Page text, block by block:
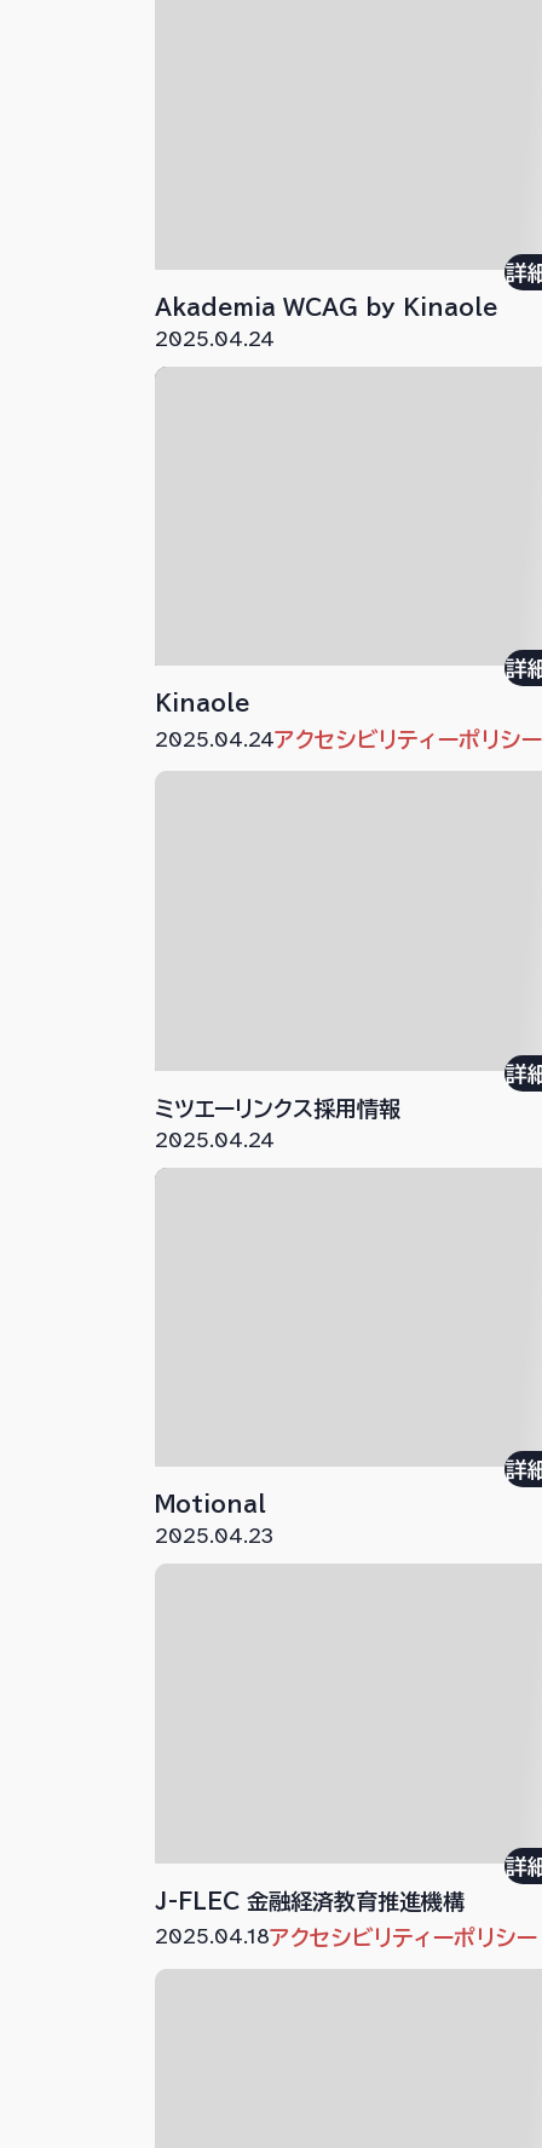
Akademia WCAG by Kinaole
詳
2025.04.24
Kinaole
詳
2025.04.24アクセシビリティーポリシー
ミツエーリンクス採用情報
詳
2025.04.24
Motional
詳
2025.04.23
J-FLEC 金融経済教育推進機構
詳
2025.04.18アクセシビリティーポリシー